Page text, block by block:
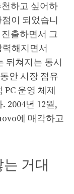
하고 싶어하
이 되었습니
출하면서 그
해지면서
뒤쳐지는 동시
안 시장 점유
운영 체제
2004년 12월,
에 매각하고
거대